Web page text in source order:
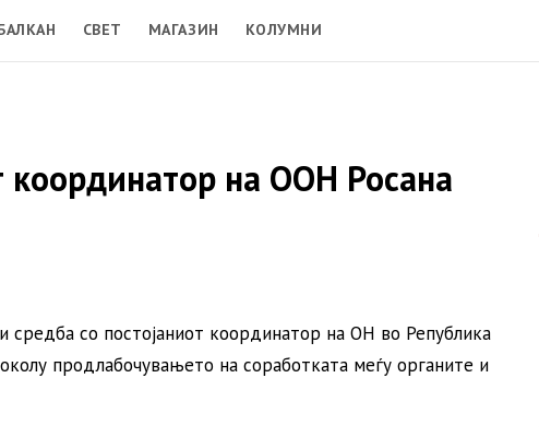
СВЕТ МАГАЗИН КОЛУМНИ
координатор на ООН Росана
со постојаниот координатор на ОН во Република
продлабочувањето на соработката меѓу органите и